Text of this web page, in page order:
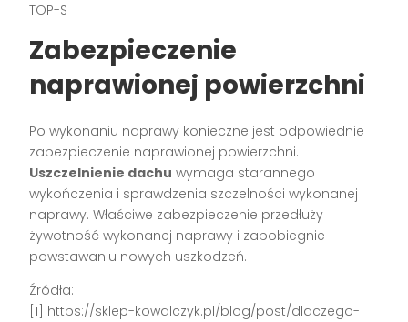
TOP-S
Zabezpieczenie
naprawionej powierzchni
Po wykonaniu naprawy konieczne jest odpowiednie
zabezpieczenie naprawionej powierzchni.
Uszczelnienie dachu wymaga starannego
wykończenia i sprawdzenia szczelności wykonanej
naprawy. Właściwe zabezpieczenie przedłuży
żywotność wykonanej naprawy i zapobiegnie
powstawaniu nowych uszkodzeń.
Źródła:
[1] https://sklep-kowalczyk.pl/blog/post/dlaczego-